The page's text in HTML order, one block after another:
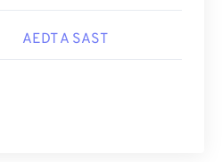
AEDT A SAST